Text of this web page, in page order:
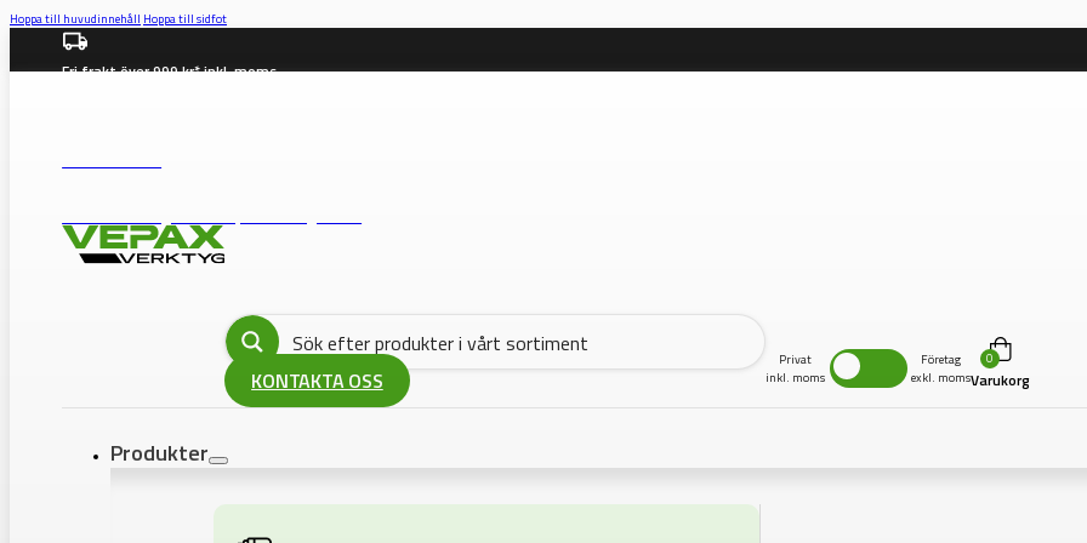
Hoppa till huvudinnehåll Hoppa till sidfot
Fri frakt över 999 kr* inkl. moms
KONTAKTA OSS
Privat
inkl. moms
Företag
exkl. moms
0
Varukorg
Produkter